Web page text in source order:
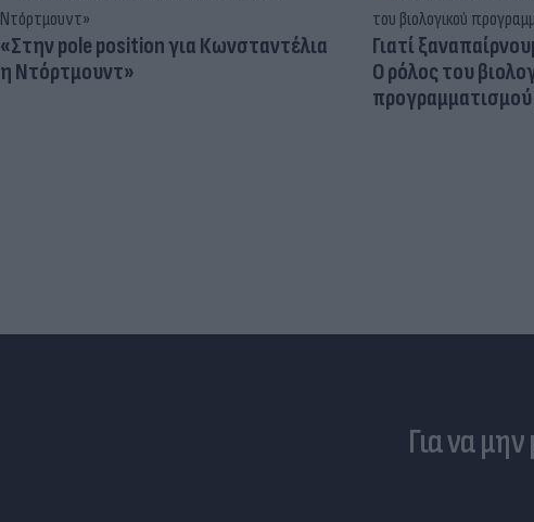
«Στην pole position για Κωνσταντέλια
η Ντόρτμουντ»
Γιατί
Ο ρόλος του
Για να